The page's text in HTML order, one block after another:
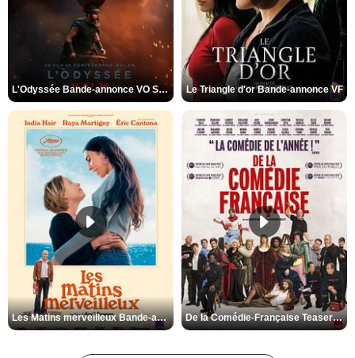
L'Odyssée Bande-annonce VO STFR Le Triangle d'or Bande-annonce VF
Les Matins merveilleux Bande-annonce VF De la Comédie-Française Teaser VF